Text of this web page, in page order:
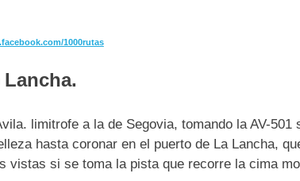
1000rutas
limitrofe a la de Segovia, tomando la AV-501
hasta coronar en el puerto de La Lancha,
vistas si se toma la pista que recorre la cima